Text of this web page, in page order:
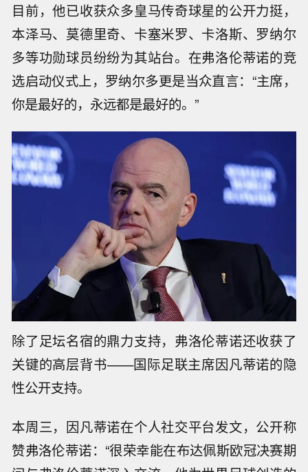
目前，他已收获众多皇马传奇球星的公开力挺，
本泽马、莫德里奇、卡塞米罗、卡洛斯、罗纳尔
多等功勋球员纷纷为其站台。在弗洛伦蒂诺的竞
选启动仪式上，罗纳尔多更是当众直言：“主席，
你是最好的，永远都是最好的。”
除了足坛名宿的鼎力支持，弗洛伦蒂诺还收获了
关键的高层背书——国际足联主席因凡蒂诺的隐
性公开支持。
本周三，因凡蒂诺在个人社交平台发文，公开称
赞弗洛伦蒂诺：“很荣幸能在布达佩斯欧冠决赛期